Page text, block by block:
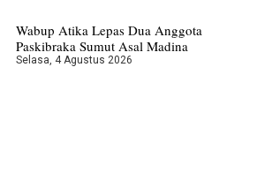
Wabup Atika Lepas Dua Anggota
Paskibraka Sumut Asal Madina
Selasa, 4 Agustus 2026